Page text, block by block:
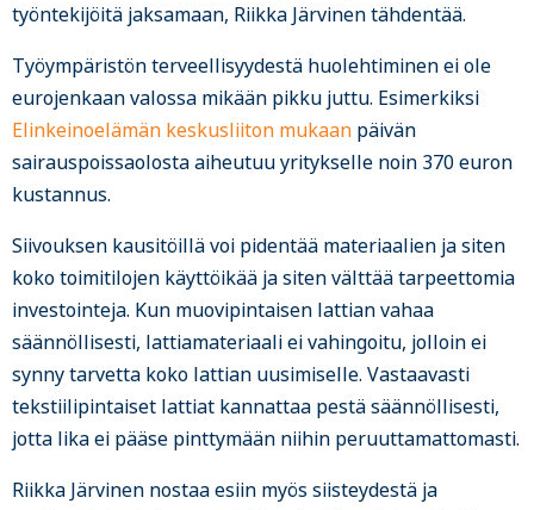
työntekijöitä jaksamaan, Riikka Järvinen tähdentää.
Työympäristön terveellisyydestä huolehtiminen ei ole
eurojenkaan valossa mikään pikku juttu. Esimerkiksi
Elinkeinoelämän keskusliiton mukaan päivän
sairauspoissaolosta aiheutuu yritykselle noin 370 euron
kustannus.
Siivouksen kausitöillä voi pidentää materiaalien ja siten
koko toimitilojen käyttöikää ja siten välttää tarpeettomia
investointeja. Kun muovipintaisen lattian vahaa
säännöllisesti, lattiamateriaali ei vahingoitu, jolloin ei
synny tarvetta koko lattian uusimiselle. Vastaavasti
tekstiilipintaiset lattiat kannattaa pestä säännöllisesti,
jotta lika ei pääse pinttymään niihin peruuttamattomasti.
Riikka Järvinen nostaa esiin myös siisteydestä ja